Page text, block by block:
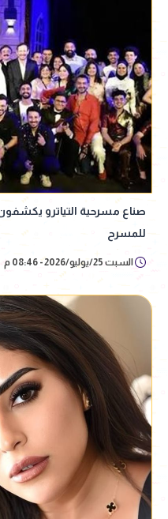
صناع مسرحية التياترو
للمسرح
السبت 25/يوليو/2026 - 08:46 م